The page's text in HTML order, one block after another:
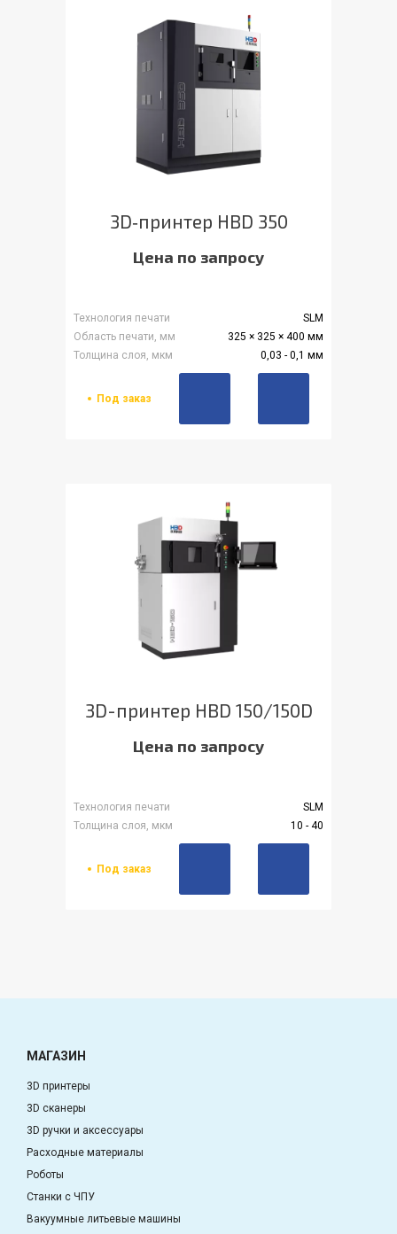
3D‑принтер HBD 350
Цена по запросу
Технология печати
SLM
Область печати, мм
325 × 325 × 400 мм
Толщина слоя, мкм
0,03 - 0,1 мм
Под заказ
3D-принтер HBD 150/150D
Цена по запросу
Технология печати
SLM
Толщина слоя, мкм
10 - 40
Под заказ
МАГАЗИН
3D принтеры
3D сканеры
3D ручки и аксессуары
Расходные материалы
Роботы
Станки с ЧПУ
Вакуумные литьевые машины